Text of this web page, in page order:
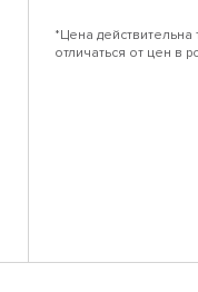
*Цена
отличаться от цен в